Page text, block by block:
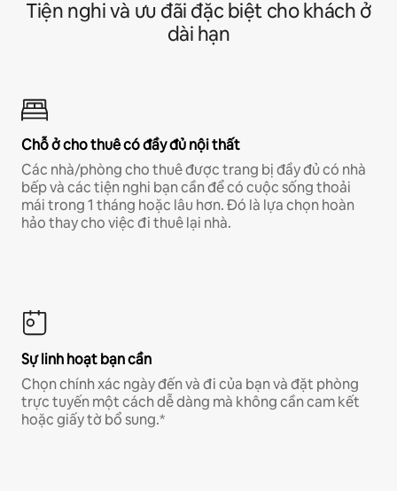
Tiện nghi và ưu đãi đặc biệt cho khách ở
dài hạn
Chỗ ở cho thuê có đầy đủ nội thất
Các nhà/phòng cho thuê được trang bị đầy đủ có nhà
bếp và các tiện nghi bạn cần để có cuộc sống thoải
mái trong 1 tháng hoặc lâu hơn. Đó là lựa chọn hoàn
hảo thay cho việc đi thuê lại nhà.
Sự linh hoạt bạn cần
Chọn chính xác ngày đến và đi của bạn và đặt phòng
trực tuyến một cách dễ dàng mà không cần cam kết
hoặc giấy tờ bổ sung.*